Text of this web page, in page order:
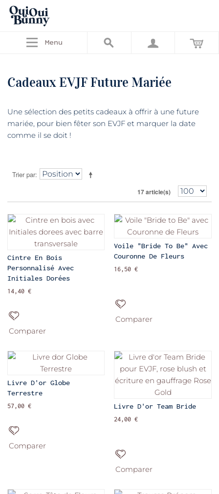
Menu
Cadeaux EVJF Future Mariée
Une sélection des petits cadeaux à offrir à une future
mariée, pour bien fêter son EVJF et marquer la date
comme il se doit !
Trier par
17 article(s)
Cintre En Bois
Personnalisé Avec
Initiales Dorées
14,40 €
Comparer
Voile "Bride To Be" Avec
Couronne De Fleurs
16,50 €
Comparer
Livre D'or Globe
Terrestre
57,00 €
Comparer
Livre D'or Team Bride
24,00 €
Comparer